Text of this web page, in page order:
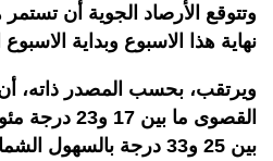
وتتوقع الأرصاد الجوية أن
نهاية هذا الاسبوع وبداية الاسبوع
ويرتقب، بحسب المصدر ذاته،
القصوى ما
بين 25 و33 درجة